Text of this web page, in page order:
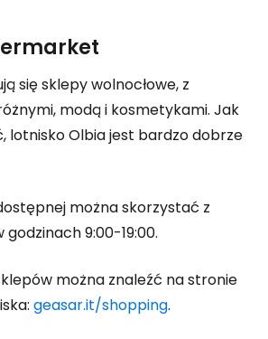
się sklepy wolnocłowe, z
modą i kosmetykami. Jak
lotnisko Olbia jest bardzo dobrze
można skorzystać z
godzinach 9:00-19:00.
można znaleźć na stronie
geasar.it/shopping.